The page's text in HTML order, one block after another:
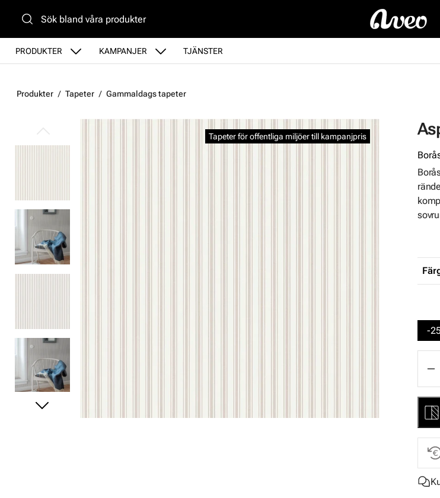
PRODUKTER KAMPANJER TJÄNSTER
Produkter Tapeter Gammaldags tapeter
Tapeter för offentliga miljöer till kampanjpris
Hoppa över bilder
-